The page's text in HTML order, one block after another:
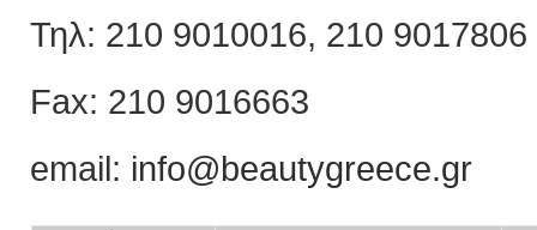
Τηλ: 210 9010016, 210 9017806
Fax: 210 9016663
email: info@beautygreece.gr